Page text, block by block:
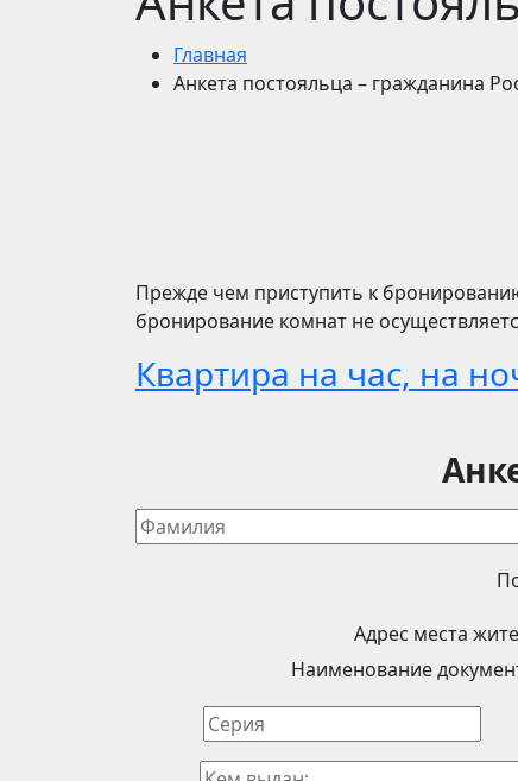
Главная
Анкета постояльца – гражданина
Прежде чем приступить к
бронирование комнат не
Квартира на час, на
Адрес места
Наименование